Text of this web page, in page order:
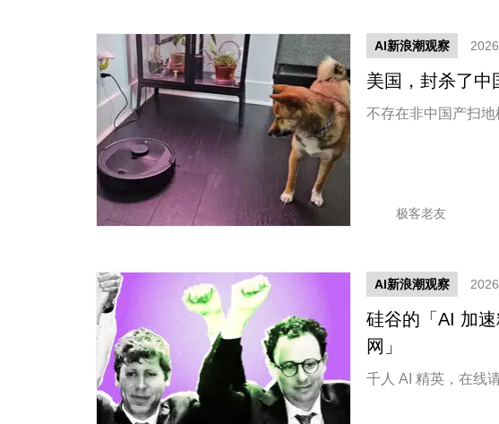
AI新浪潮观察
美国，封杀了中
不存在非中国产扫地
极客老友
AI新浪潮观察
硅谷的「AI 加
网」
千人 AI 精英，在线请